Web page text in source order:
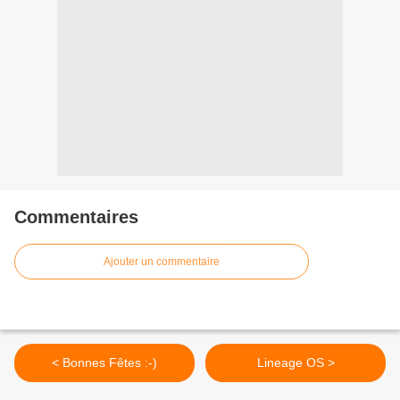
Commentaires
Ajouter un commentaire
< Bonnes Fêtes :-) Lineage OS >